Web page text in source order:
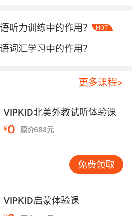
期进行变式题训练。这种彩
收效率提升28%。 牛津大学
指出，有效复盘需建立
学员小华的案例为例，其
-自主造句四步强化，最终在
水平。关键是要将机械改正
案的逻辑闭环。 三、数字赋
化 传统纸质错题本存在检索
点。VIPKID智能错题系统通
实现错题自动归类、高频错
推送。数据显示，使用该功
提升53%，无效重复练习减
更需建立错题生态系统。参
-迭代改进模式，建议将错
考数据联动分析。某VIPKID
听力训练中的作用？ HOT
词汇学习中的作用？
更多课程>
VIPKID北美外教试听体验课
¥0 原价688元
免费领取
VIPKID启蒙体验课